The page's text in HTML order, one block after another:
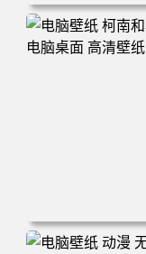
电脑壁纸 动漫 兔
林 蓝天 4k壁纸 电
电脑壁纸 柯南和小